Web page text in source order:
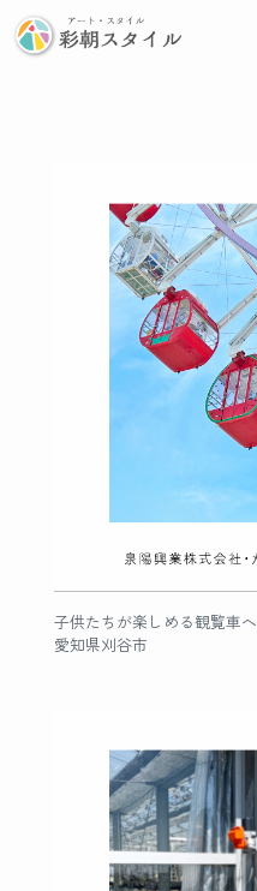
子供たちが楽しめる観覧車へ
愛知県刈谷市